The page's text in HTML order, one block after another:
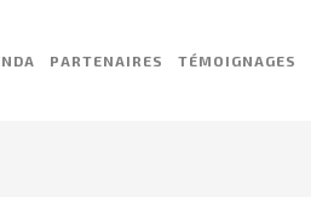
PARTENAIRES TÉMOIGNAGES